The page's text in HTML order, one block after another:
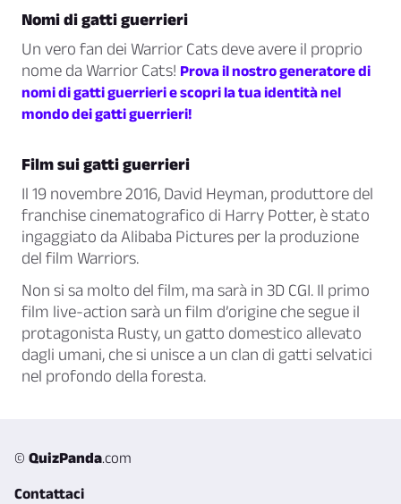
Nomi di gatti guerrieri
Un vero fan dei Warrior Cats deve avere il proprio
nome da Warrior Cats! Prova il nostro generatore di
nomi di gatti guerrieri e scopri la tua identità nel
mondo dei gatti guerrieri!
Film sui gatti guerrieri
Il 19 novembre 2016, David Heyman, produttore del
franchise cinematografico di Harry Potter, è stato
ingaggiato da Alibaba Pictures per la produzione
del film Warriors.
Non si sa molto del film, ma sarà in 3D CGI. Il primo
film live-action sarà un film d’origine che segue il
protagonista Rusty, un gatto domestico allevato
dagli umani, che si unisce a un clan di gatti selvatici
nel profondo della foresta.
© QuizPanda.com
Contattaci